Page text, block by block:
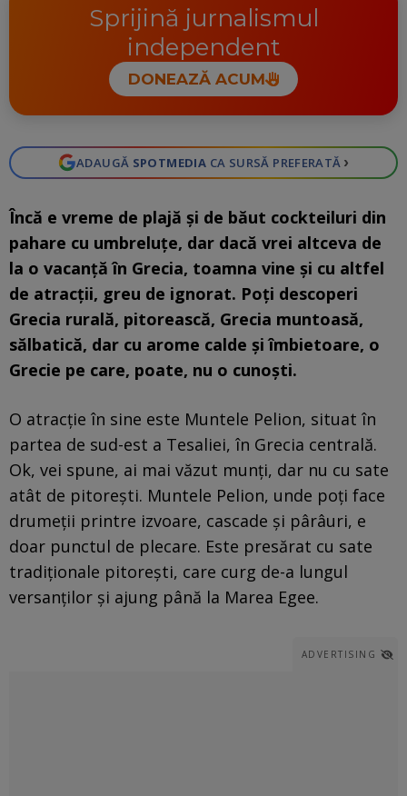
Sprijină jurnalismul
independent
DONEAZĂ ACUM
ADAUGĂ SPOTMEDIA CA SURSĂ PREFERATĂ ›
Încă e vreme de plajă și de băut cockteiluri din
pahare cu umbreluțe, dar dacă vrei altceva de
la o vacanță în Grecia, toamna vine și cu altfel
de atracții, greu de ignorat. Poți descoperi
Grecia rurală, pitorească, Grecia muntoasă,
sălbatică, dar cu arome calde și îmbietoare, o
Grecie pe care, poate, nu o cunoști.
O atracție în sine este Muntele Pelion, situat în
partea de sud-est a Tesaliei, în Grecia centrală.
Ok, vei spune, ai mai văzut munți, dar nu cu sate
atât de pitorești. Muntele Pelion, unde poți face
drumeții printre izvoare, cascade și pârâuri, e
doar punctul de plecare. Este presărat cu sate
tradiționale pitorești, care curg de-a lungul
versanților și ajung până la Marea Egee.
ADVERTISING